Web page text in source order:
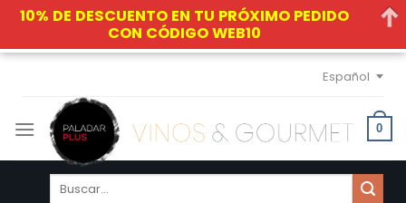
Skip
content
Español
0
Buscar
10% DE DESCUENTO EN TU PRÓXIMO PEDIDO
CON CÓDIGO WEB10